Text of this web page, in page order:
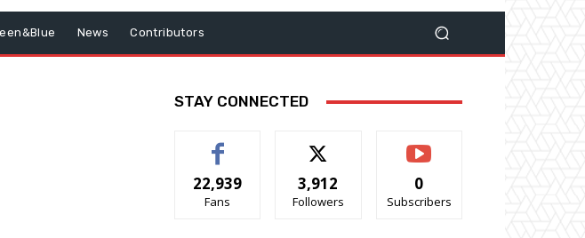
News Contributors
STAY CONNECTED
22,939
Fans
3,912
Followers
0
Subscribers